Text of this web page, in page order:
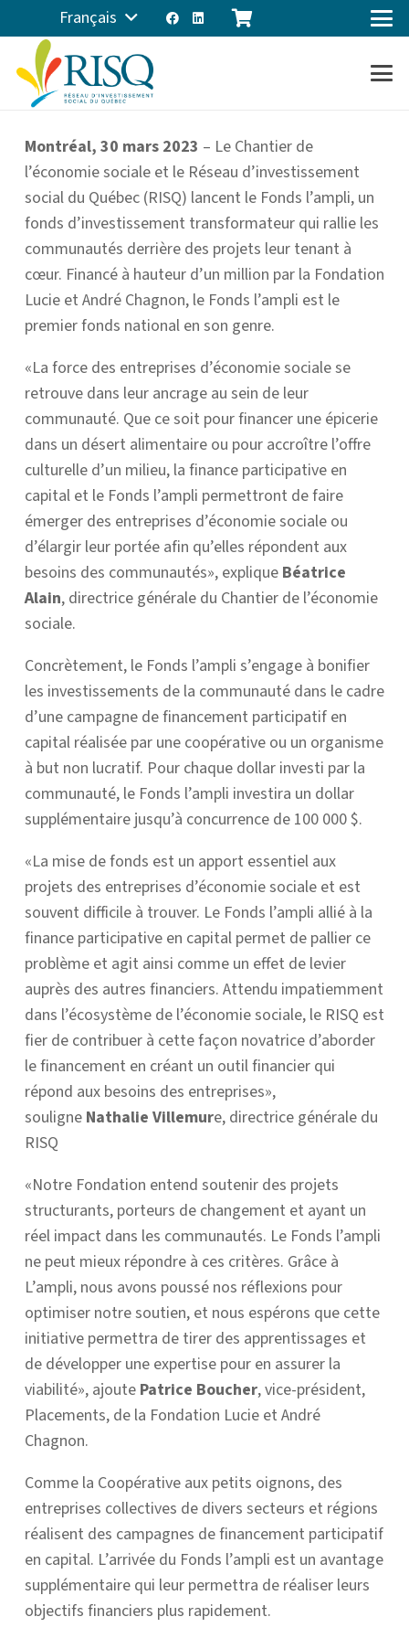
Français
Montréal, 30 mars 2023 – Le Chantier de
l’économie sociale et le Réseau d’investissement
social du Québec (RISQ) lancent le Fonds l’ampli, un
fonds d’investissement transformateur qui rallie les
communautés derrière des projets leur tenant à
cœur. Financé à hauteur d’un million par la Fondation
Lucie et André Chagnon, le Fonds l’ampli est le
premier fonds national en son genre.
«La force des entreprises d’économie sociale se
retrouve dans leur ancrage au sein de leur
communauté. Que ce soit pour financer une épicerie
dans un désert alimentaire ou pour accroître l’offre
culturelle d’un milieu, la finance participative en
capital et le Fonds l’ampli permettront de faire
émerger des entreprises d’économie sociale ou
d’élargir leur portée afin qu’elles répondent aux
besoins des communautés», explique Béatrice
Alain, directrice générale du Chantier de l’économie
sociale.
Concrètement, le Fonds l’ampli s’engage à bonifier
les investissements de la communauté dans le cadre
d’une campagne de financement participatif en
capital réalisée par une coopérative ou un organisme
à but non lucratif. Pour chaque dollar investi par la
communauté, le Fonds l’ampli investira un dollar
supplémentaire jusqu’à concurrence de 100 000 $.
«La mise de fonds est un apport essentiel aux
projets des entreprises d’économie sociale et est
souvent difficile à trouver. Le Fonds l’ampli allié à la
finance participative en capital permet de pallier ce
problème et agit ainsi comme un effet de levier
auprès des autres financiers. Attendu impatiemment
dans l’écosystème de l’économie sociale, le RISQ est
fier de contribuer à cette façon novatrice d’aborder
le financement en créant un outil financier qui
répond aux besoins des entreprises»,
souligne Nathalie Villemure, directrice générale du
RISQ
«Notre Fondation entend soutenir des projets
structurants, porteurs de changement et ayant un
réel impact dans les communautés. Le Fonds l’ampli
ne peut mieux répondre à ces critères. Grâce à
L’ampli, nous avons poussé nos réflexions pour
optimiser notre soutien, et nous espérons que cette
initiative permettra de tirer des apprentissages et
de développer une expertise pour en assurer la
viabilité», ajoute Patrice Boucher, vice-président,
Placements, de la Fondation Lucie et André
Chagnon.
Comme la Coopérative aux petits oignons, des
entreprises collectives de divers secteurs et régions
réalisent des campagnes de financement participatif
en capital. L’arrivée du Fonds l’ampli est un avantage
supplémentaire qui leur permettra de réaliser leurs
objectifs financiers plus rapidement.